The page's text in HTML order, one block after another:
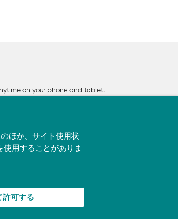
on your phone and tablet.
ほか、サイト使用状
用することがありま
許可する